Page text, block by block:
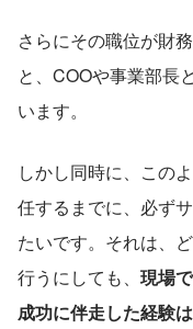
さらにその職位が財
と、COOや事業部長
います。
しかし同時に、この
任するまでに、必ず
たいです。それは、
行うにしても、 現場
成功に伴走した経験